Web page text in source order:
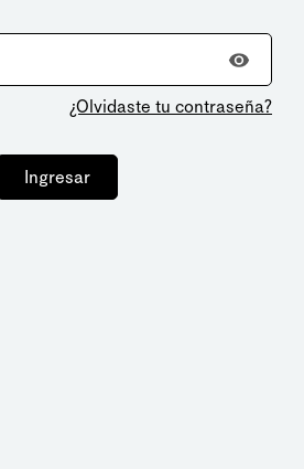
¿Olvidaste tu contraseña?
Ingresar